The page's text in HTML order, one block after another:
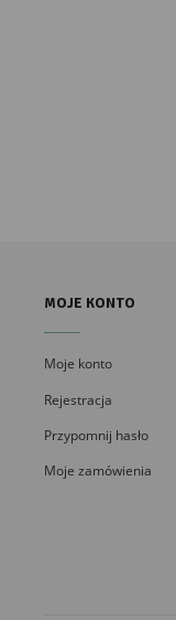
MOJE KONTO
Moje konto
Rejestracja
Przypomnij hasło
Moje zamówienia